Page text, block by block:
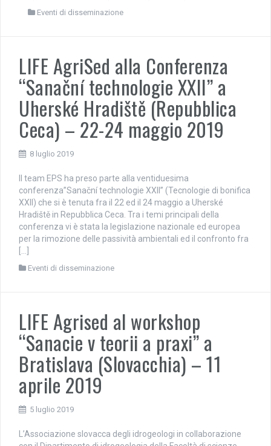
Eventi di disseminazione
LIFE AgriSed alla Conferenza
“Sanační technologie XXII” a
Uherské Hradiště (Repubblica
Ceca) – 22-24 maggio 2019
8 luglio 2019
Il team EPS ha preso parte alla ventiduesima
conferenza”Sanační technologie XXII” (Tecnologie di bonifica
XXII) che si è tenuta fra il 22 ed il 24 maggio a Uherské
Hradiště in Repubblica Ceca. Tra i temi principali della
conferenza vi è stata la legislazione nazionale ed europea
per la rimozione delle passività ambientali ed il confronto fra
Eventi di disseminazione
LIFE Agrised al workshop
“Sanacie v teorii a praxi” a
Bratislava (Slovacchia) – 11
aprile 2019
5 luglio 2019
L’Associazione slovacca degli idrogeologi in collaborazione